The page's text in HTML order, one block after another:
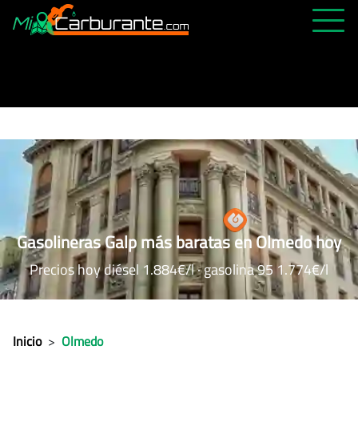
ABIERTAS 24H
ÚLTIMAS MATRÍCULAS
FAVORITAS
Gasolineras Galp más baratas en Olmedo hoy
Precios hoy diésel 1.884€/l · gasolina 95 1.774€/l
Inicio > Olmedo